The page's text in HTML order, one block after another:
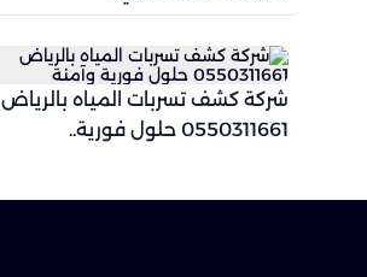
شركة كشف تسربات المياه بالرياض
0550311661 حلول فورية..